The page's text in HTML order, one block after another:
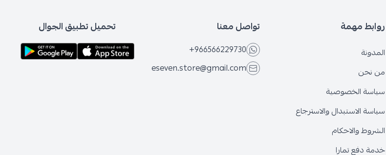
روابط مهمة
المدونة
من نحن
سياسة الخصوصية
سياسة الاستبدال والاسترجاع
الشروط والاحكام
خدمة دفع تمارا
تواصل معنا
+966566229730
eseven.store@gmail.com
تحميل تطبيق الجوال